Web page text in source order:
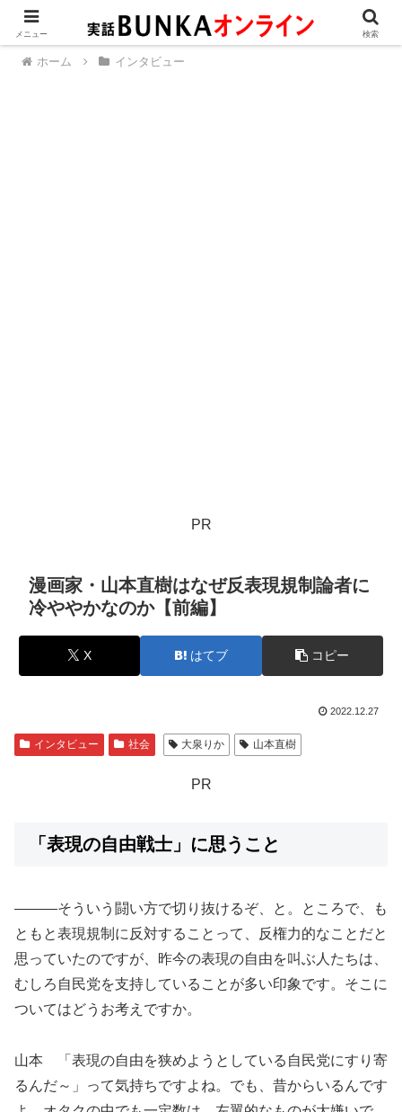
ホーム インタビュー
PR
漫画家・山本直樹はなぜ反表現規制論者に
冷ややかなのか【前編】
X はてブ コピー
2022.12.27
インタビュー 社会 大泉りか 山本直樹
PR
「表現の自由戦士」に思うこと
―――そういう闘い方で切り抜けるぞ、と。ところで、も
ともと表現規制に反対することって、反権力的なことだと
思っていたのですが、昨今の表現の自由を叫ぶ人たちは、
むしろ自民党を支持していることが多い印象です。そこに
ついてはどうお考えですか。
山本 「表現の自由を狭めようとしている自民党にすり寄
るんだ～」って気持ちですよね。でも、昔からいるんです
メニュー 検索